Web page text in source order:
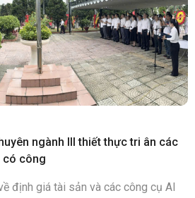
ngành III thiết thực tri ân các
có công